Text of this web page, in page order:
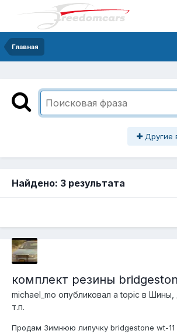
Главная
Другие
Найдено: 3 результата
комплект резины
michael_mo опубликовал a topic в Шины,
т.п.
Продам Зимнюю липучку bridgestone wt-